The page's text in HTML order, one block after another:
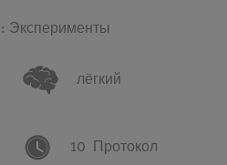
Эксперименты
лёгкий
10 Протокол